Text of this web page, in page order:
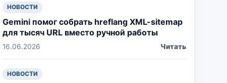
НОВОСТИ
Gemini помог собрать hreflang XML-sitemap
для тысяч URL вместо ручной работы
16.06.2026 Читать
НОВОСТИ